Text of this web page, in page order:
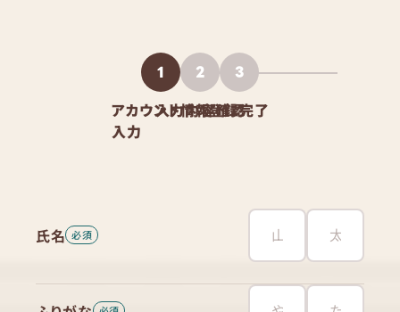
1
アカウント情報
入力
2
入力内容確認
3
登録完了
氏名